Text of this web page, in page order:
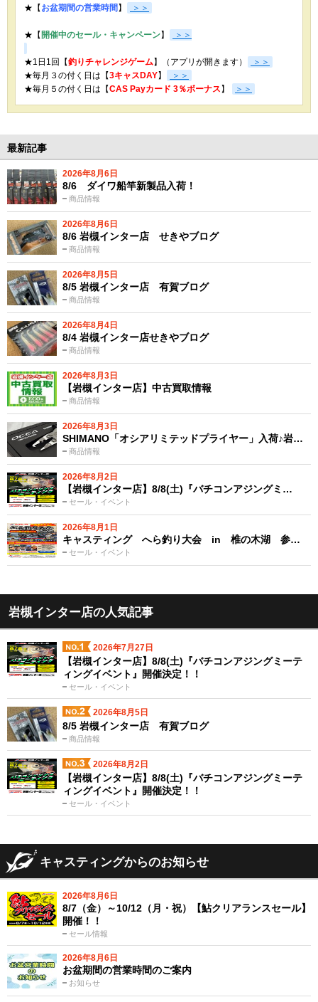
★【お盆期間の営業時間】 ＞＞
★【開催中のセール・キャンペーン】 ＞＞
★1日1回【釣りチャレンジゲーム】（アプリが開きます）
＞＞
★毎月３の付く日は【3キャスDAY】
＞＞
★毎月５の付く日は【CAS Payカード 3％ボーナス】 ＞＞
最新記事
2026年8月6日
商品情報
8/6 ダイワ船竿新製品入荷！
2026年8月6日
商品情報
8/6 岩槻インター店 せきやブログ
2026年8月5日
商品情報
8/5 岩槻インター店 有賀ブログ
2026年8月4日
商品情報
8/4 岩槻インター店せきやブログ
2026年8月3日
商品情報
【岩槻インター店】中古買取情報
2026年8月3日
商品情報
SHIMANO「オシアリミテッドプライヤー」入荷♪岩…
2026年8月2日
セール・イベント
【岩槻インター店】8/8(土)『バチコンアジングミ…
2026年8月1日
セール・イベント
キャスティング へら釣り大会 in 椎の木湖 参…
岩槻インター店の人気記事
2026年7月27日
セール・イベント
【岩槻インター店】8/8(土)『バチコンアジングミーテ
ィングイベント』開催決定！！
2026年8月5日
商品情報
8/5 岩槻インター店 有賀ブログ
2026年8月2日
セール・イベント
【岩槻インター店】8/8(土)『バチコンアジングミーテ
ィングイベント』開催決定！！
キャスティングからのお知らせ
2026年8月6日
セール情報
8/7（金）～10/12（月・祝）【鮎クリアランスセール】
開催！！
2026年8月6日
お知らせ
お盆期間の営業時間のご案内